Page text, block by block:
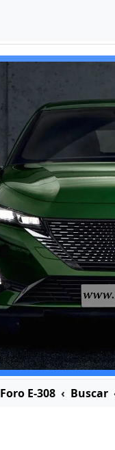
Foro E-308 Buscar